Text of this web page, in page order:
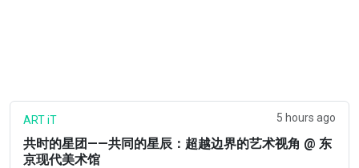
ART iT 5 hours ago
共时的星团——共同的星辰：超越边界的艺术视角 @ 东
京现代美术馆